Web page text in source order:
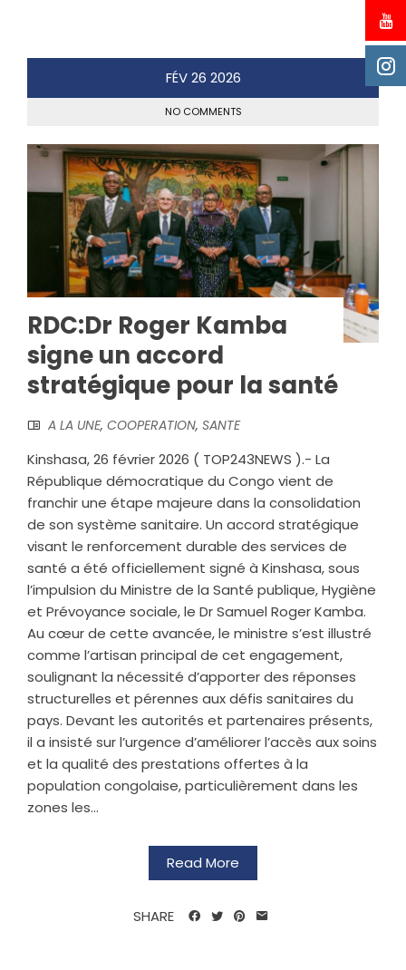
FÉV 26 2026
NO COMMENTS
RDC:Dr Roger Kamba
signe un accord
stratégique pour la santé
A LA UNE, COOPERATION, SANTE
Kinshasa, 26 février 2026 ( TOP243NEWS ).- La
République démocratique du Congo vient de
franchir une étape majeure dans la consolidation
de son système sanitaire. Un accord stratégique
visant le renforcement durable des services de
santé a été officiellement signé à Kinshasa, sous
l’impulsion du Ministre de la Santé publique, Hygiène
et Prévoyance sociale, le Dr Samuel Roger Kamba.‎
Au cœur de cette avancée, le ministre s’est illustré
comme l’artisan principal de cet engagement,
soulignant la nécessité d’apporter des réponses
structurelles et pérennes aux défis sanitaires du
pays. Devant les autorités et partenaires présents,
il a insisté sur l’urgence d’améliorer l’accès aux soins
et la qualité des prestations offertes à la
population congolaise, particulièrement dans les
zones les...
Read More
SHARE